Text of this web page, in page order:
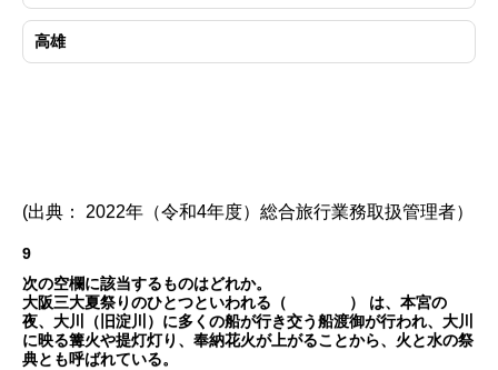
高雄
(出典： 2022年（令和4年度）総合旅行業務取扱管理者）
9
次の空欄に該当するものはどれか。
大阪三大夏祭りのひとつといわれる（ ） は、本宮の
夜、大川（旧淀川）に多くの船が行き交う船渡御が行われ、大川
に映る篝火や提灯灯り、奉納花火が上がることから、火と水の祭
典とも呼ばれている。